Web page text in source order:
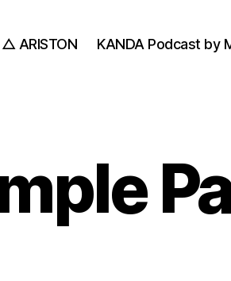
ARISTON KANDA Podcast by